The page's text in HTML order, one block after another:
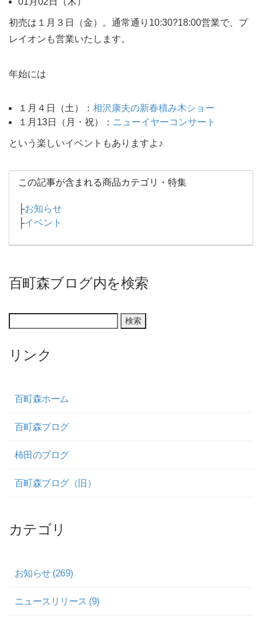
初売は１月３日（金）。通常通り10:30?18:00営業で、プ
レイオンも営業いたします。
年始には
１月４日（土）： 相沢康夫の新春積み木ショー
１月13日（月・祝）： ニューイヤーコンサート
という楽しいイベントもありますよ♪
この記事が含まれる商品カテゴリ・特集
├お知らせ
├イベント
百町森ブログ内を検索
リンク
百町森ホーム
百町森ブログ
柿田のブログ
百町森ブログ（旧）
カテゴリ
お知らせ (269)
ニュースリリース (9)